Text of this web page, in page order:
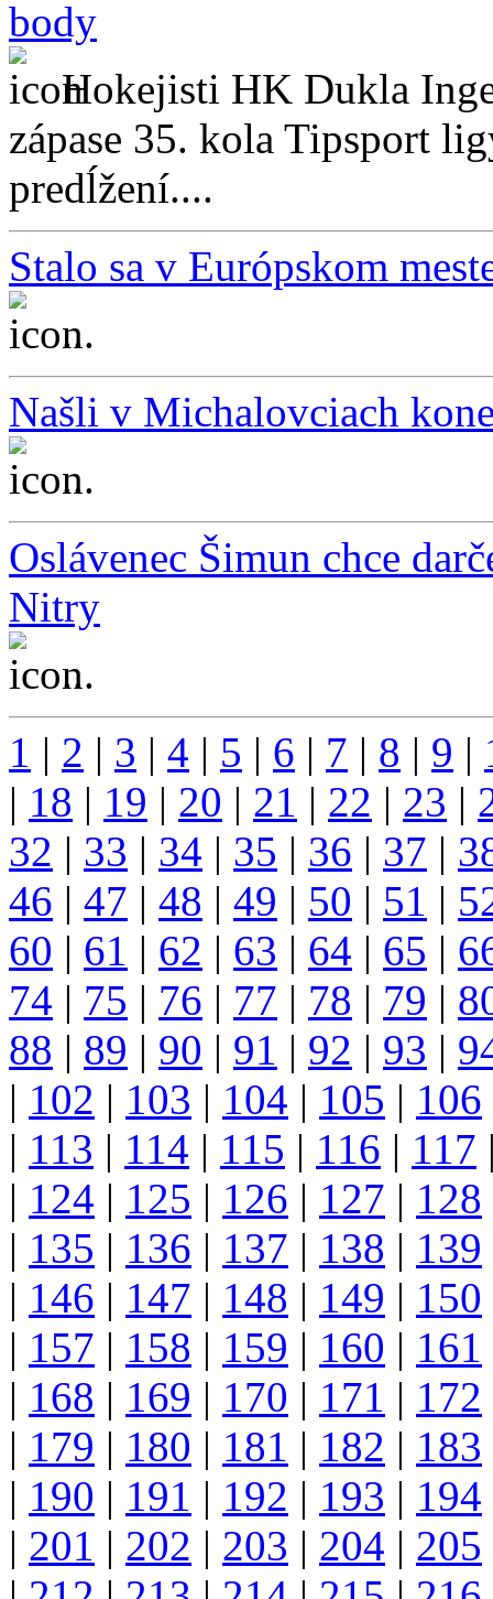
body
Hokejisti HK Dukla
zápase 35. kola Tipsport
predĺžení....
Stalo sa v Európskom
...
Našli v Michalovciach
...
Oslávenec Šimun chce
Nitry
...
1 | 2 | 3 | 4 | 5 | 6 | 7 | 8 | 9 |
| 18 | 19 | 20 | 21 | 22 | 23 |
32 | 33 | 34 | 35 | 36 | 37 |
46 | 47 | 48 | 49 | 50 | 51 |
60 | 61 | 62 | 63 | 64 | 65 |
74 | 75 | 76 | 77 | 78 | 79 |
88 | 89 | 90 | 91 | 92 | 93 |
| 102 | 103 | 104 | 105 | 106
| 113 | 114 | 115 | 116 | 117
| 124 | 125 | 126 | 127 | 128
| 135 | 136 | 137 | 138 | 139
| 146 | 147 | 148 | 149 | 150
| 157 | 158 | 159 | 160 | 161
| 168 | 169 | 170 | 171 | 172
| 179 | 180 | 181 | 182 | 183
| 190 | 191 | 192 | 193 | 194
| 201 | 202 | 203 | 204 | 205